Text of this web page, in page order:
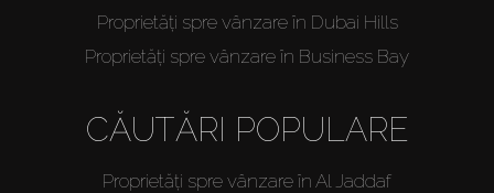
Proprietăți spre vânzare în Dubai Hills
Proprietăți spre vânzare în Business Bay
CĂUTĂRI POPULARE
Proprietăți spre vânzare în Al Jaddaf